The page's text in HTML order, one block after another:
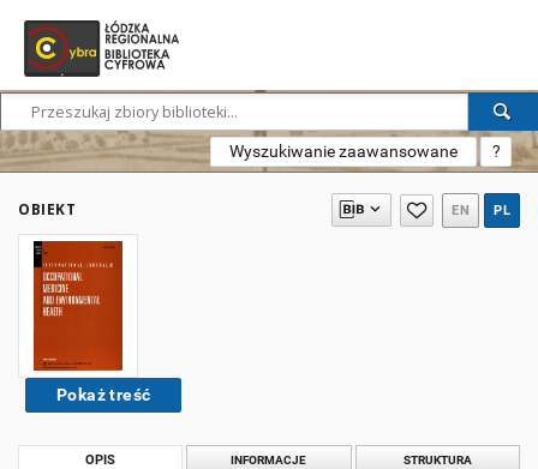
Wyszukiwanie zaawansowane ?
OBIEKT EN PL
Pokaż treść
OPIS INFORMACJE STRUKTURA